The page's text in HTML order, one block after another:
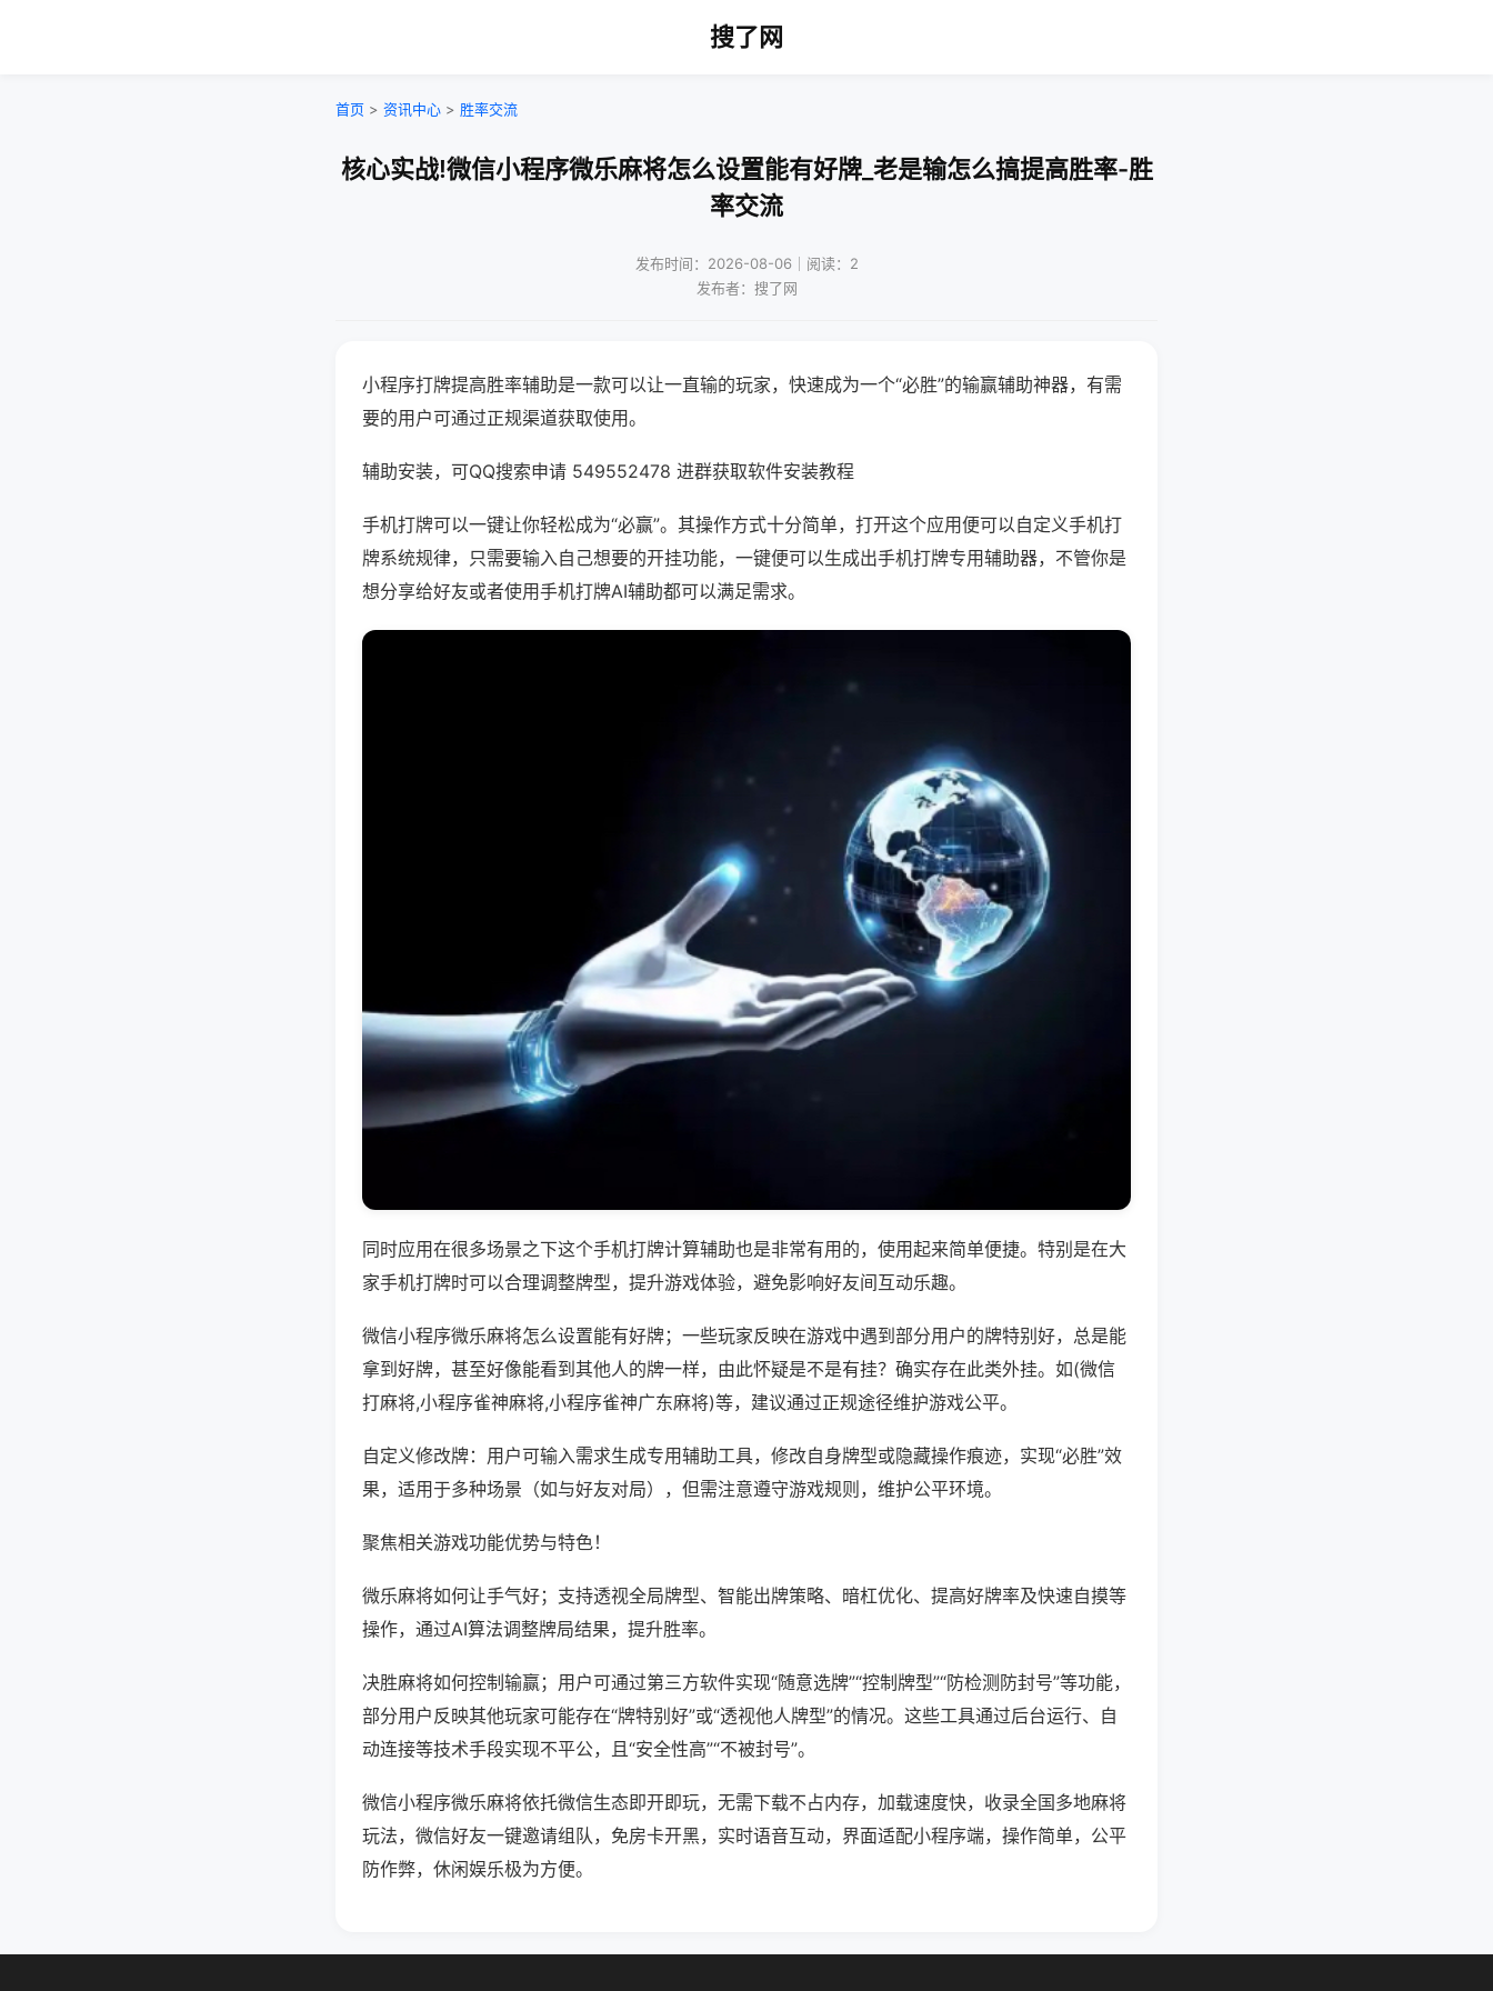
搜了网
首页 > 资讯中心 > 胜率交流
核心实战!微信小程序微乐麻将怎么设置能有好牌_老是输怎么搞提高胜率-胜
率交流
发布时间：2026-08-06｜阅读：2
发布者：搜了网
小程序打牌提高胜率辅助是一款可以让一直输的玩家，快速成为一个“必胜”的输赢辅助神器，有需
要的用户可通过正规渠道获取使用。
辅助安装，可QQ搜索申请 549552478 进群获取软件安装教程
手机打牌可以一键让你轻松成为“必赢”。其操作方式十分简单，打开这个应用便可以自定义手机打
牌系统规律，只需要输入自己想要的开挂功能，一键便可以生成出手机打牌专用辅助器，不管你是
想分享给好友或者使用手机打牌AI辅助都可以满足需求。
同时应用在很多场景之下这个手机打牌计算辅助也是非常有用的，使用起来简单便捷。特别是在大
家手机打牌时可以合理调整牌型，提升游戏体验，避免影响好友间互动乐趣。
微信小程序微乐麻将怎么设置能有好牌；一些玩家反映在游戏中遇到部分用户的牌特别好，总是能
拿到好牌，甚至好像能看到其他人的牌一样，由此怀疑是不是有挂？确实存在此类外挂。如(微信
打麻将,小程序雀神麻将,小程序雀神广东麻将)等，建议通过正规途径维护游戏公平。
自定义修改牌：用户可输入需求生成专用辅助工具，修改自身牌型或隐藏操作痕迹，实现“必胜”效
果，适用于多种场景（如与好友对局），但需注意遵守游戏规则，维护公平环境。
聚焦相关游戏功能优势与特色！
微乐麻将如何让手气好；支持透视全局牌型、智能出牌策略、暗杠优化、提高好牌率及快速自摸等
操作，通过AI算法调整牌局结果，提升胜率。
决胜麻将如何控制输赢；用户可通过第三方软件实现“随意选牌”“控制牌型”“防检测防封号”等功能，
部分用户反映其他玩家可能存在“牌特别好”或“透视他人牌型”的情况。这些工具通过后台运行、自
动连接等技术手段实现不平公，且“安全性高”“不被封号”。
微信小程序微乐麻将依托微信生态即开即玩，无需下载不占内存，加载速度快，收录全国多地麻将
玩法，微信好友一键邀请组队，免房卡开黑，实时语音互动，界面适配小程序端，操作简单，公平
防作弊，休闲娱乐极为方便。